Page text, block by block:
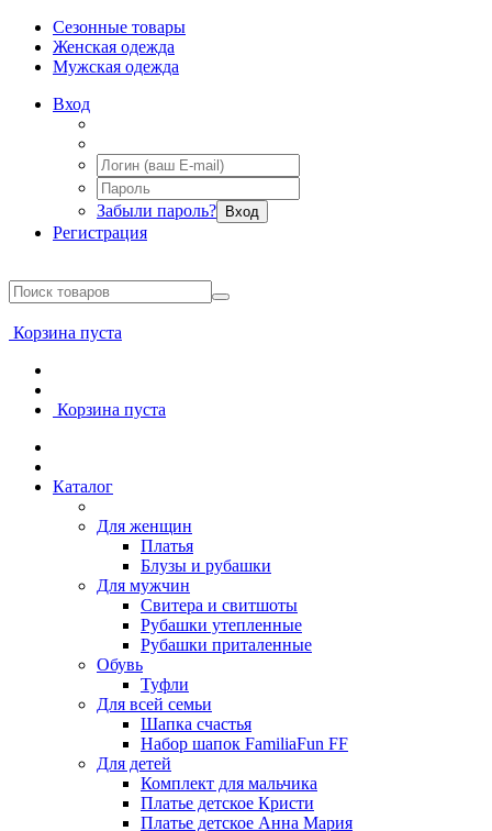
Сезонные товары
Женская одежда
Мужская одежда
Вход
Забыли пароль? Вход
Регистрация
Корзина пуста
Корзина пуста
Каталог
Для женщин
Платья
Блузы и рубашки
Для мужчин
Свитера и свитшоты
Рубашки утепленные
Рубашки приталенные
Обувь
Туфли
Для всей семьи
Шапка счастья
Набор шапок FamiliaFun FF
Для детей
Комплект для мальчика
Платье детское Кристи
Платье детское Анна Мария